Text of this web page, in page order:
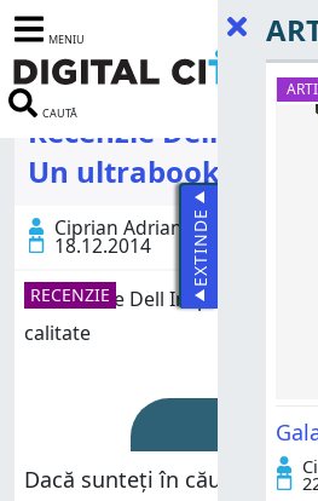
MENIU
CAUTĂ
Recenzie Dell
Un ultrabook de
Ciprian Adrian Rusen
18.12.2014
RECENZIE
Dacă sunteți în căutarea
EXTINDE